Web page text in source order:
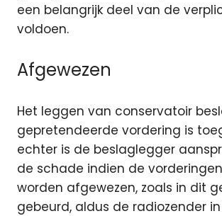
een belangrijk deel van de
voldoen.
Afgewezen
Het leggen van conservatoir
gepretendeerde vordering is
echter is de beslaglegger
de schade indien de
worden afgewezen, zoals in dit
gebeurd, aldus de radiozender